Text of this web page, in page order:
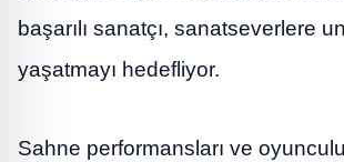
başarılı sanatçı, sanatseverlere
yaşatmayı hedefliyor.
Sahne performansları ve